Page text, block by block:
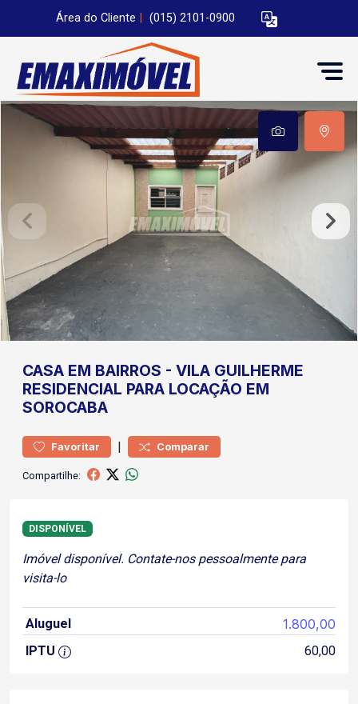
Área do Cliente (015) 2101-0900
CASA EM BAIRROS - VILA GUILHERME
RESIDENCIAL PARA LOCAÇÃO EM
SOROCABA
Favoritar | Comparar
Compartilhe:
DISPONÍVEL
Imóvel disponível. Contate-nos pessoalmente para
visita-lo
Aluguel 1.800,00
IPTU 60,00